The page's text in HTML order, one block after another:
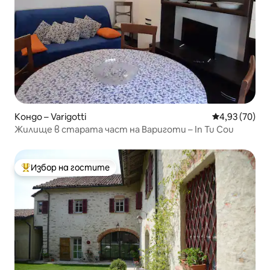
Кондо – Varigotti Средна
4,93 (70)
Жилище в старата част на Вариготи – In Tu Cou
Най-популярен избор на гостите
Избор на гостите